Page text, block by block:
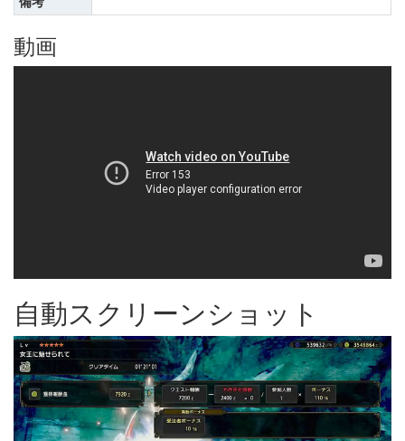
動画
自動スクリーンショット